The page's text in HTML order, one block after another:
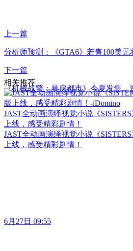
上一篇
分析师预测：《GTA6》若售100美
下一篇
《机械战警：暴戾都市》今夏发售，
相关推荐
JAST全动画演绎视觉小说《
上线，感受精彩剧情！
JAST全动画演绎视觉小说《
上线，感受精彩剧情！
6月27日 09:55